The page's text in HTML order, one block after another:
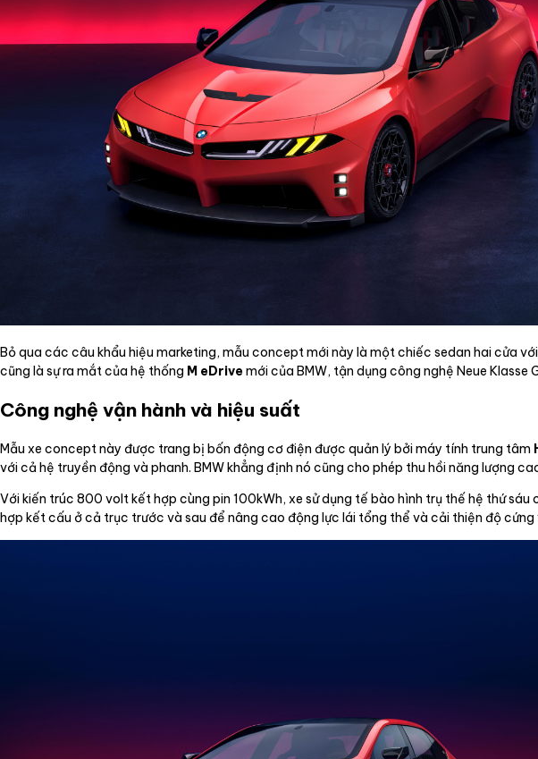
Bỏ qua các câu khẩu hiệu marketing, mẫu concept mới này là một chiếc sedan hai cửa
cũng là sự ra mắt của hệ thống M eDrivemới của BMW, tận dụng công nghệ Neue
Công nghệ vận hành và hiệu suất
Mẫu xe concept này được trang bị bốn động cơ điện được quản lý bởi máy tính trung tâm
với cả hệ truyền động và phanh. BMW khẳng định nó cũng cho phép thu hồi năng lượng
Với kiến trúc 800 volt kết hợp cùng pin 100kWh, xe sử dụng tế bào hình trụ thế hệ thứ
hợp kết cấu ở cả trục trước và sau để nâng cao động lực lái tổng thể và cải thiện độ cứng